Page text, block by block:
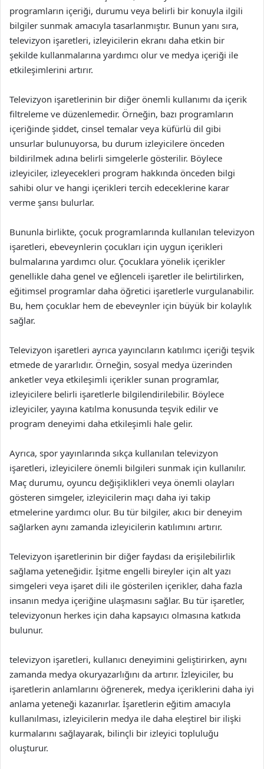
programların içeriği, durumu veya belirli bir konuyla ilgili
bilgiler sunmak amacıyla tasarlanmıştır. Bunun yanı sıra,
televizyon işaretleri, izleyicilerin ekranı daha etkin bir
şekilde kullanmalarına yardımcı olur ve medya içeriği ile
etkileşimlerini artırır.
Televizyon işaretlerinin bir diğer önemli kullanımı da içerik
filtreleme ve düzenlemedir. Örneğin, bazı programların
içeriğinde şiddet, cinsel temalar veya küfürlü dil gibi
unsurlar bulunuyorsa, bu durum izleyicilere önceden
bildirilmek adına belirli simgelerle gösterilir. Böylece
izleyiciler, izleyecekleri program hakkında önceden bilgi
sahibi olur ve hangi içerikleri tercih edeceklerine karar
verme şansı bulurlar.
Bununla birlikte, çocuk programlarında kullanılan televizyon
işaretleri, ebeveynlerin çocukları için uygun içerikleri
bulmalarına yardımcı olur. Çocuklara yönelik içerikler
genellikle daha genel ve eğlenceli işaretler ile belirtilirken,
eğitimsel programlar daha öğretici işaretlerle vurgulanabilir.
Bu, hem çocuklar hem de ebeveynler için büyük bir kolaylık
sağlar.
Televizyon işaretleri ayrıca yayıncıların katılımcı içeriği teşvik
etmede de yararlıdır. Örneğin, sosyal medya üzerinden
anketler veya etkileşimli içerikler sunan programlar,
izleyicilere belirli işaretlerle bilgilendirilebilir. Böylece
izleyiciler, yayına katılma konusunda teşvik edilir ve
program deneyimi daha etkileşimli hale gelir.
Ayrıca, spor yayınlarında sıkça kullanılan televizyon
işaretleri, izleyicilere önemli bilgileri sunmak için kullanılır.
Maç durumu, oyuncu değişiklikleri veya önemli olayları
gösteren simgeler, izleyicilerin maçı daha iyi takip
etmelerine yardımcı olur. Bu tür bilgiler, akıcı bir deneyim
sağlarken aynı zamanda izleyicilerin katılımını artırır.
Televizyon işaretlerinin bir diğer faydası da erişilebilirlik
sağlama yeteneğidir. İşitme engelli bireyler için alt yazı
simgeleri veya işaret dili ile gösterilen içerikler, daha fazla
insanın medya içeriğine ulaşmasını sağlar. Bu tür işaretler,
televizyonun herkes için daha kapsayıcı olmasına katkıda
bulunur.
televizyon işaretleri, kullanıcı deneyimini geliştirirken, aynı
zamanda medya okuryazarlığını da artırır. İzleyiciler, bu
işaretlerin anlamlarını öğrenerek, medya içeriklerini daha iyi
anlama yeteneği kazanırlar. İşaretlerin eğitim amacıyla
kullanılması, izleyicilerin medya ile daha eleştirel bir ilişki
kurmalarını sağlayarak, bilinçli bir izleyici topluluğu
oluşturur.